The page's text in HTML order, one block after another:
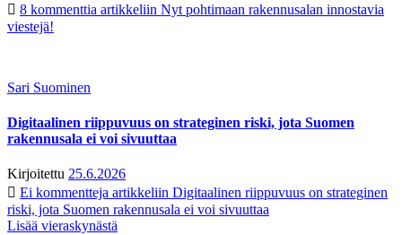
8 kommenttia artikkeliin Nyt pohtimaan rakennusalan innostavia
viestejä!
Sari Suominen
Digitaalinen riippuvuus on strateginen riski, jota Suomen
rakennusala ei voi sivuuttaa
Kirjoitettu 25.6.2026
Ei kommentteja artikkeliin Digitaalinen riippuvuus on strateginen
riski, jota Suomen rakennusala ei voi sivuuttaa
Lisää vieraskynästä